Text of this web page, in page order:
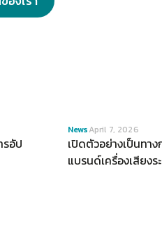
อัป
NewsApril 7, 2026
เปิดตัวอย่างเป็นทา
แบรนด์เครื่องเสียง